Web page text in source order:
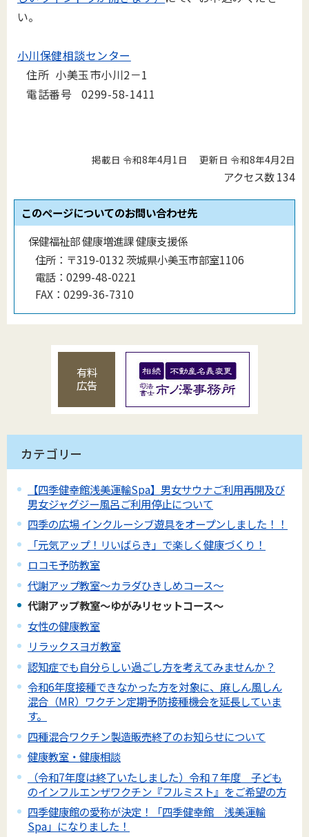
い。
小川保健相談センター
住所 小美玉市小川2－1
電話番号 0299-58-1411
掲載日 令和8年4月1日 更新日 令和8年4月2日
アクセス数134
このページについてのお問い合わせ先
保健福祉部 健康増進課 健康支援係
住所： 〒319-0132 茨城県小美玉市部室1106
電話： 0299-48-0221
FAX： 0299-36-7310
有料
広告
カテゴリー
【四季健幸館浅美運輸Spa】男女サウナご利用再開及び
男女ジャグジー風呂ご利用停止について
四季の広場 インクルーシブ遊具をオープンしました！！
「元気アップ！リいばらき」で楽しく健康づくり！
ロコモ予防教室
代謝アップ教室～カラダひきしめコース～
代謝アップ教室～ゆがみリセットコース～
女性の健康教室
リラックスヨガ教室
認知症でも自分らしい過ごし方を考えてみませんか？
令和6年度接種できなかった方を対象に、麻しん風しん
混合（MR）ワクチン定期予防接種機会を延長していま
す。
四種混合ワクチン製造販売終了のお知らせについて
健康教室・健康相談
（令和7年度は終了いたしました）令和７年度 子ども
のインフルエンザワクチン『フルミスト』をご希望の方
四季健康館の愛称が決定！「四季健幸館 浅美運輸
Spa」になりました！